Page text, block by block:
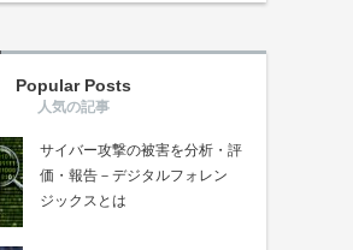
Popular Posts
サイバー攻撃の被害を分析・評
価・報告－デジタルフォレン
ジックスとは